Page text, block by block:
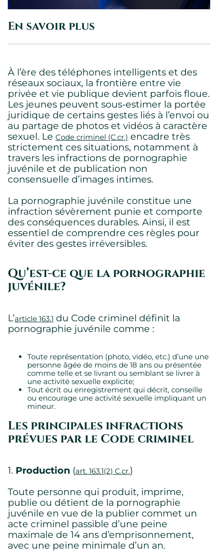
En savoir plus
À l’ère des téléphones intelligents et des
réseaux sociaux, la frontière entre vie
privée et vie publique devient parfois floue.
Les jeunes peuvent sous-estimer la portée
juridique de certains gestes liés à l’envoi ou
au partage de photos et vidéos à caractère
sexuel. Le Code criminel (C.cr.) encadre très
strictement ces situations, notamment à
travers les infractions de pornographie
juvénile et de publication non
consensuelle d’images intimes.
La pornographie juvénile constitue une
infraction sévèrement punie et comporte
des conséquences durables. Ainsi, il est
essentiel de comprendre ces règles pour
éviter des gestes irréversibles.
Qu’est-ce que la pornographie
juvénile?
L’article 163.1 du Code criminel définit la
pornographie juvénile comme :
Toute représentation (photo, vidéo, etc.) d’une une
personne âgée de moins de 18 ans ou présentée
comme telle et se livrant ou semblant se livrer à
une activité sexuelle explicite;
Tout écrit ou enregistrement qui décrit, conseille
ou encourage une activité sexuelle impliquant un
mineur.
Les principales infractions
prévues par le Code criminel
1. Production (art. 163.1(2) C.cr.)
Toute personne qui produit, imprime,
publie ou détient de la pornographie
juvénile en vue de la publier commet un
acte criminel passible d’une peine
maximale de 14 ans d’emprisonnement,
avec une peine minimale d’un an.